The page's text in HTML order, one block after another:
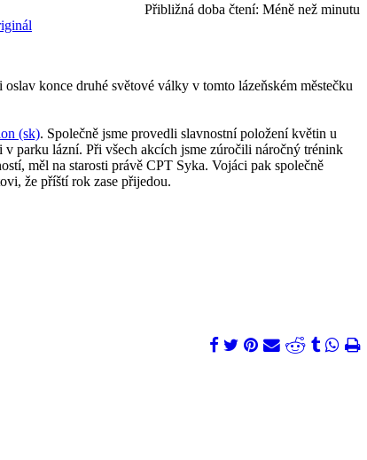
Přibližná doba čtení: Méně než minutu
konce druhé světové války v tomto lázeňském městečku
(sk). Společně jsme provedli slavnostní položení květin u
parku lázní. Při všech akcích jsme zúročili náročný trénink
měl na starosti právě CPT Syka. Vojáci pak společně
že příští rok zase přijedou.